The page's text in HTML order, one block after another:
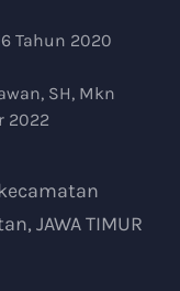
Tahun 2020
SH, Mkn
2022
JAWA TIMUR